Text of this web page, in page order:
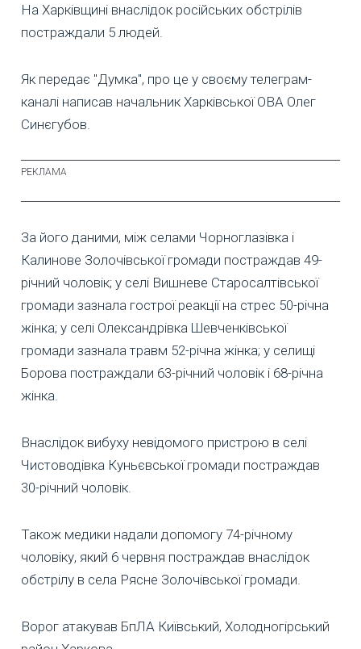
На Харківщині внаслідок російських обстрілів
постраждали 5 людей.
Як передає "Думка", про це у своєму телеграм-
каналі написав начальник Харківської ОВА Олег
Синєгубов.
За його даними, між селами Чорноглазівка і
Калинове Золочівської громади постраждав 49-
річний чоловік; у селі Вишневе Старосалтівської
громади зазнала гострої реакції на стрес 50-річна
жінка; у селі Олександрівка Шевченківської
громади зазнала травм 52-річна жінка; у селищі
Борова постраждали 63-річний чоловік і 68-річна
жінка.
Внаслідок вибуху невідомого пристрою в селі
Чистоводівка Куньєвської громади постраждав
30-річний чоловік.
Також медики надали допомогу 74-річному
чоловіку, який 6 червня постраждав внаслідок
обстрілу в села Рясне Золочівської громади.
Ворог атакував БпЛА Київський, Холодногірський